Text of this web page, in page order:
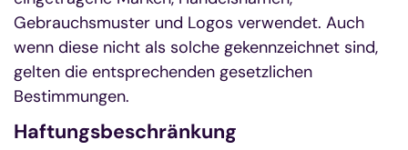
Gebrauchsmuster und Logos verwendet. Auch
wenn diese nicht als solche gekennzeichnet sind,
gelten die entsprechenden gesetzlichen
Bestimmungen.
Haftungsbeschränkung